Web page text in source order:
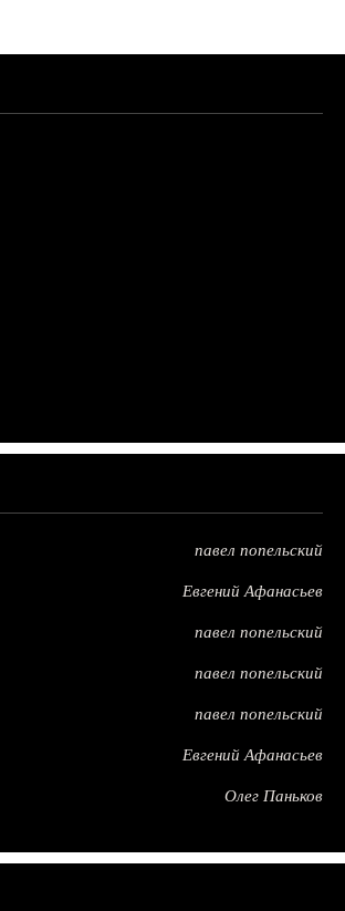
павел попельский
Евгений Афанасьев
павел попельский
павел попельский
павел попельский
Евгений Афанасьев
Олег Паньков